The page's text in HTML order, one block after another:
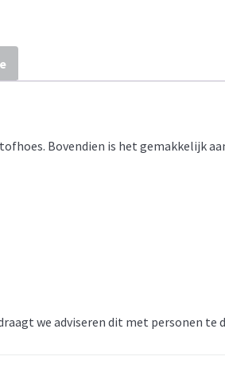
Bovendien is het gemakkelijk
we adviseren dit met personen te